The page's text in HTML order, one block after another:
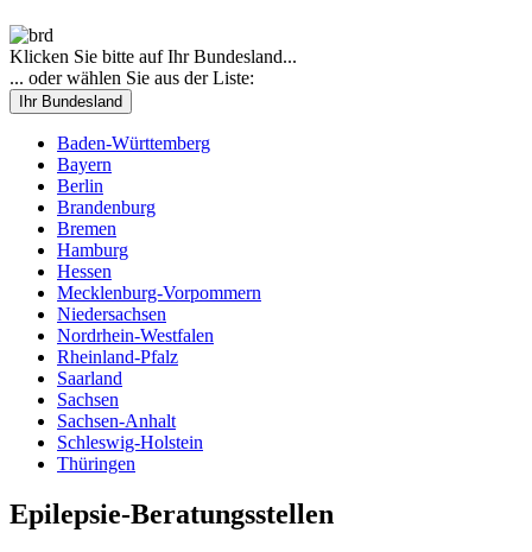
Klicken Sie bitte auf Ihr Bundesland...
... oder wählen Sie aus der Liste:
Ihr Bundesland
Baden-Württemberg
Bayern
Berlin
Brandenburg
Bremen
Hamburg
Hessen
Mecklenburg-Vorpommern
Niedersachsen
Nordrhein-Westfalen
Rheinland-Pfalz
Saarland
Sachsen
Sachsen-Anhalt
Schleswig-Holstein
Thüringen
Epilepsie-Beratungsstellen